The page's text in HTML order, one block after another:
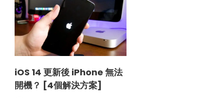
iOS 14 更新後 iPhone 無法
開機？ [4個解決方案]